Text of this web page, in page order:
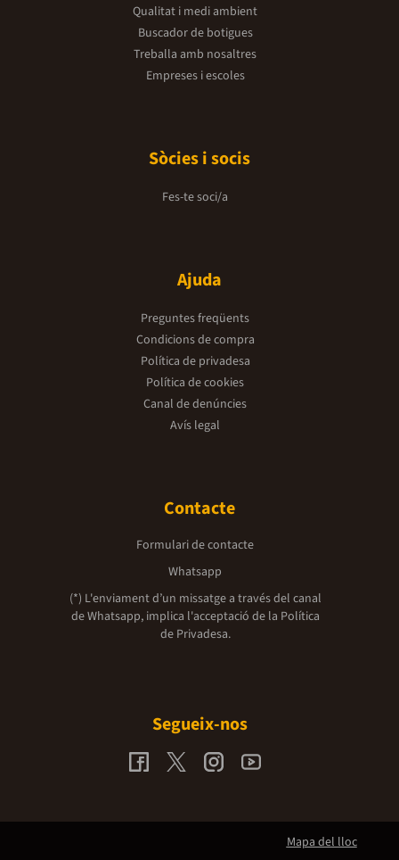
Qualitat i medi ambient
Buscador de botigues
Treballa amb nosaltres
Empreses i escoles
Sòcies i socis
Fes-te soci/a
Ajuda
Preguntes freqüents
Condicions de compra
Política de privadesa
Política de cookies
Canal de denúncies
Avís legal
Contacte
Formulari de contacte
Whatsapp
(*) L'enviament d’un missatge a través del canal
de Whatsapp, implica l'acceptació de la Política
de Privadesa.
Segueix-nos
Mapa del lloc